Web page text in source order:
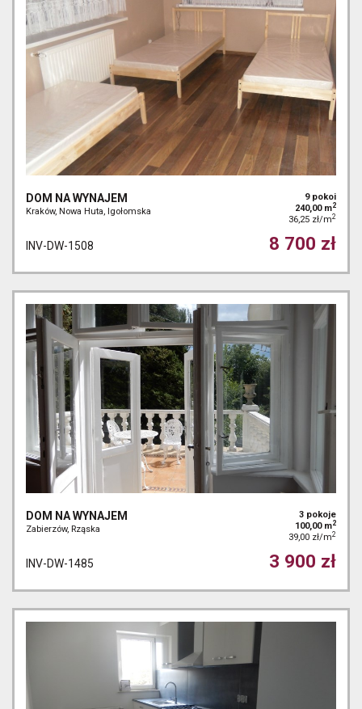
DOM NA WYNAJEM
Kraków, Nowa Huta, Igołomska
9 pokoi
240,00 m2
36,25 zł/m2
INV-DW-1508 8 700 zł
DOM NA WYNAJEM
Zabierzów, Rząska
3 pokoje
100,00 m2
39,00 zł/m2
INV-DW-1485 3 900 zł